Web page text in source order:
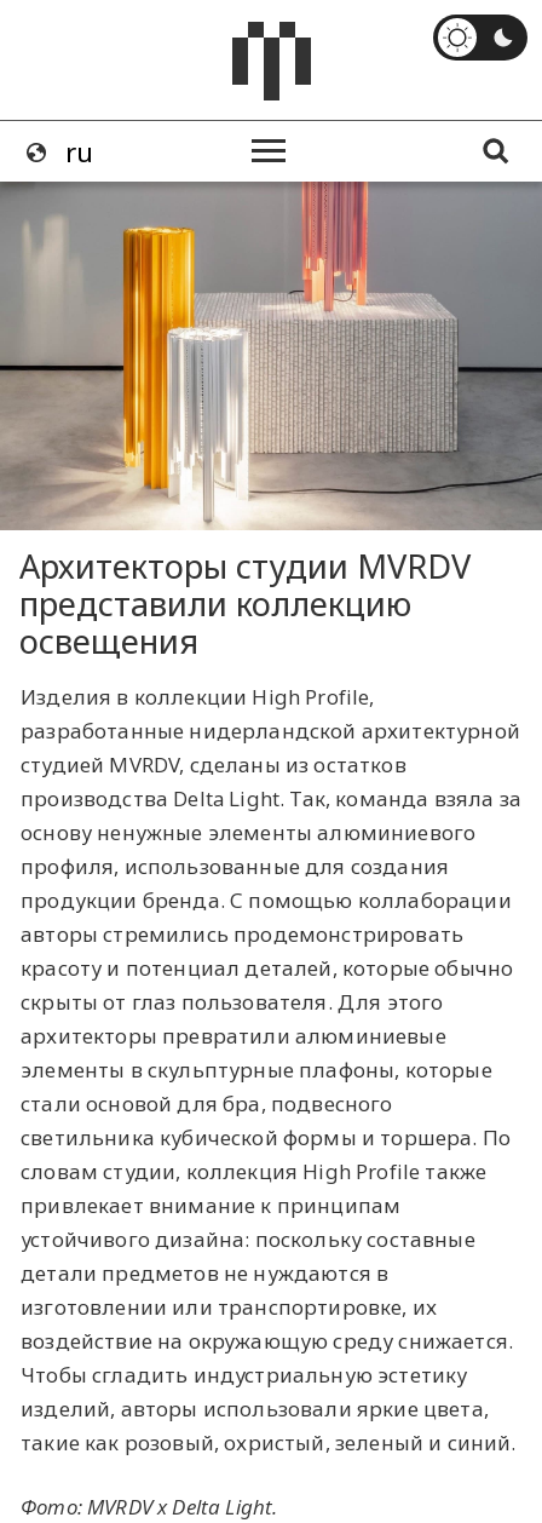
Архитекторы студии MVRDV
представили коллекцию
освещения
Изделия в коллекции High Profile,
разработанные нидерландской архитектурной
студией MVRDV, сделаны из остатков
производства Delta Light. Так, команда взяла за
основу ненужные элементы алюминиевого
профиля, использованные для создания
продукции бренда. С помощью коллаборации
авторы стремились продемонстрировать
красоту и потенциал деталей, которые обычно
скрыты от глаз пользователя. Для этого
архитекторы превратили алюминиевые
элементы в скульптурные плафоны, которые
стали основой для бра, подвесного
светильника кубической формы и торшера. По
словам студии, коллекция High Profile также
привлекает внимание к принципам
устойчивого дизайна: поскольку составные
детали предметов не нуждаются в
изготовлении или транспортировке, их
воздействие на окружающую среду снижается.
Чтобы сгладить индустриальную эстетику
изделий, авторы использовали яркие цвета,
такие как розовый, охристый, зеленый и синий.
Фото: MVRDV xDelta Light.